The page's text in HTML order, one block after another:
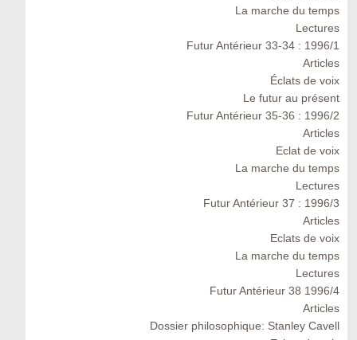
La marche du temps
Lectures
Futur Antérieur 33-34 : 1996/1
Articles
Éclats de voix
Le futur au présent
Futur Antérieur 35-36 : 1996/2
Articles
Eclat de voix
La marche du temps
Lectures
Futur Antérieur 37 : 1996/3
Articles
Eclats de voix
La marche du temps
Lectures
Futur Antérieur 38 1996/4
Articles
Dossier philosophique: Stanley Cavell